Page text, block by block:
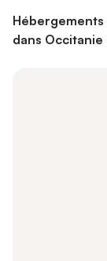
Hébergements
dans Occitanie